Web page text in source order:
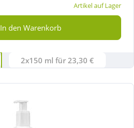
Artikel auf Lager
In den Warenkorb
2x150 ml für 23,30 €